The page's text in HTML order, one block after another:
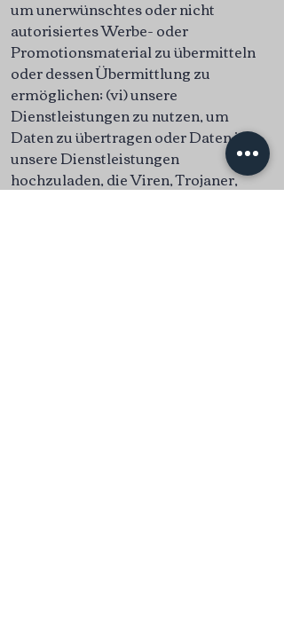
um unerwünschtes oder nicht
autorisiertes Werbe- oder
Promotionsmaterial zu übermitteln
oder dessen Übermittlung zu
ermöglichen; (vi) unsere
Dienstleistungen zu nutzen, um
Daten zu übertragen oder Daten in
unsere Dienstleistungen
hochzuladen, die Viren, Trojaner,